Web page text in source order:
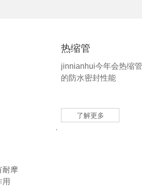
热缩管
jinnianhui今年会热缩
的防水密封性能
了解更多
摩